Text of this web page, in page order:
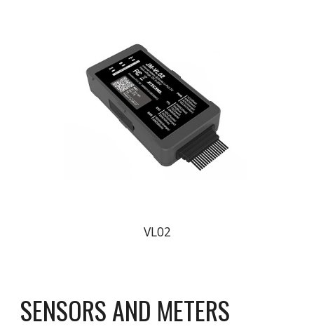
VL02
SENSORS AND METERS